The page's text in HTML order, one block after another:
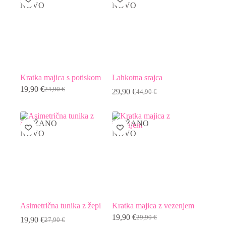
24,90 €.
NOVO
Kratka majica s potiskom
24,90€
Izvirna
bila:
24,90 €.
19,90 €Trenutna
19,90 €.
NOVO
Lahkotna srajca
44,90€
Izvirna
je
bila:
44,90 €.
29,90€Trenutna
je:
29,90 €.
ZNIŽANO
NOVO
Asimetrična tunika z žepi
27,90€
Izvirna
19,90 €Trenutna
ZNIŽANO
NOVO
Kratka majica z vezenjem
29,90€
Izvirna
19,90€Trenutna